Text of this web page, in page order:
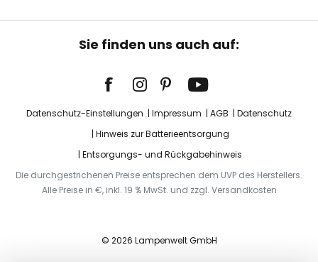
Sie finden uns auch auf:
Datenschutz-Einstellungen Impressum AGB
Datenschutz
Hinweis zur Batterieentsorgung
Entsorgungs- und Rückgabehinweis
Die durchgestrichenen Preise entsprechen dem UVP des Herstellers.
Alle Preise in €, inkl. 19 % MwSt. und zzgl. Versandkosten
© 2026 Lampenwelt GmbH